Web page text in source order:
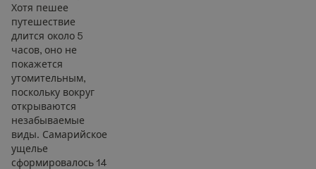
Хотя пешее
путешествие
длится около 5
часов, оно не
покажется
утомительным,
поскольку вокруг
открываются
незабываемые
виды. Самарийское
ущелье
сформировалось 14